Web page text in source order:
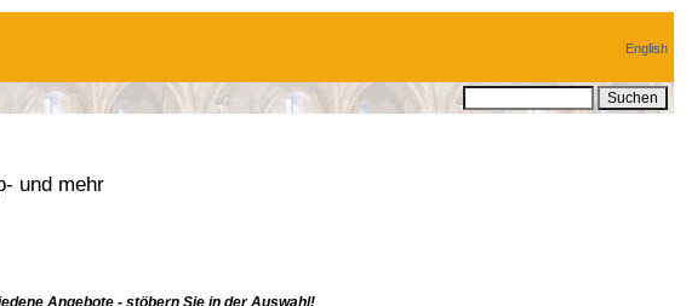
English
und mehr
Angebote - stöbern Sie in der Auswahl!